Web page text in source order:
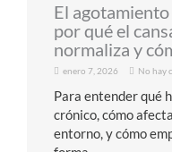
El
por qué el
normaliza y
enero 7, 2026 No hay
Para entender qué
crónico, cómo
entorno, y cómo